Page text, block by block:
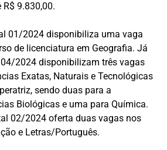
9.830,00.
01/2024 disponibiliza uma vaga
de licenciatura em Geografia. Já
2024 disponibilizam três vagas
Exatas, Naturais e Tecnológicas
sendo duas para a
Biológicas e uma para Química.
02/2024 oferta duas vagas nos
e Letras/Português.